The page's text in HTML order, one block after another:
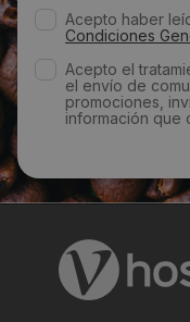
Acepto haber
Condiciones
Acepto el
el envío de
promociones,
información que